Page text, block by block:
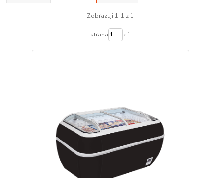
Zobrazuji 1-1 z 1
strana z 1